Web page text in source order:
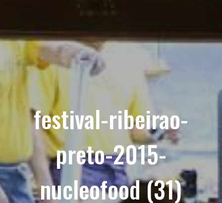
festival-ribeirao-
preto-2015-
nucleofood (31)